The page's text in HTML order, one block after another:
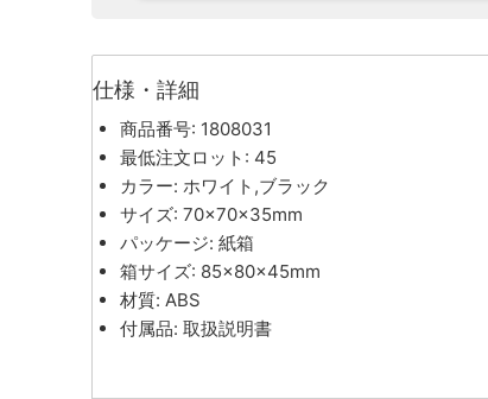
仕様・詳細
商品番号: 1808031
最低注文ロット: 45
カラー: ホワイト,ブラック
サイズ: 70×70×35mm
パッケージ: 紙箱
箱サイズ: 85×80×45mm
材質: ABS
付属品: 取扱説明書